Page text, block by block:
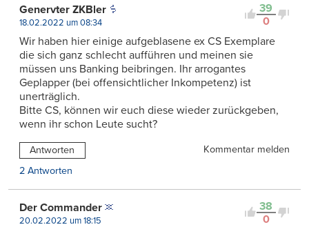
39
0
Genervter ZKBler
18.02.2022 um 08:34
Wir haben hier einige aufgeblasene ex CS Exemplare
die sich ganz schlecht aufführen und meinen sie
müssen uns Banking beibringen. Ihr arrogantes
Geplapper (bei offensichtlicher Inkompetenz) ist
unerträglich.
Bitte CS, können wir euch diese wieder zurückgeben,
wenn ihr schon Leute sucht?
Antworten
Kommentar melden
2 Antworten
38
0
Der Commander
20.02.2022 um 18:15